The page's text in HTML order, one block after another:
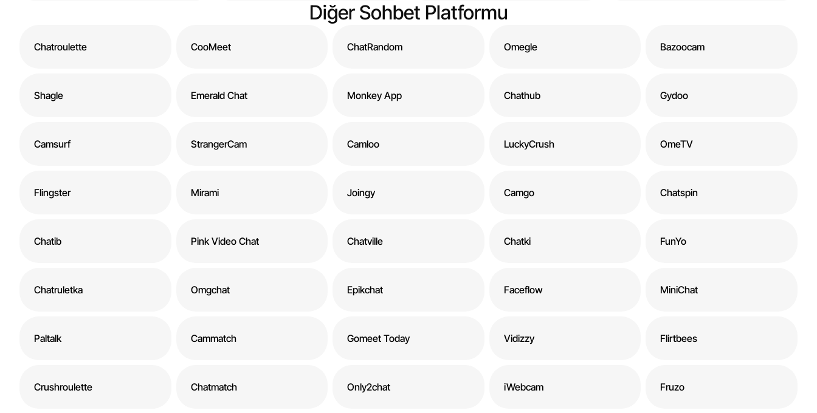
Diğer Sohbet Platformu
Chatroulette CooMeet ChatRandom Omegle Bazoocam
Shagle Emerald Chat Monkey App Chathub Gydoo
Camsurf StrangerCam Camloo LuckyCrush OmeTV
Flingster Mirami Joingy Camgo Chatspin
Chatib Pink Video Chat Chatville Chatki FunYo
Chatruletka Omgchat Epikchat Faceflow MiniChat
Paltalk Cammatch Gomeet Today Vidizzy Flirtbees
Crushroulette Chatmatch Only2chat iWebcam Fruzo